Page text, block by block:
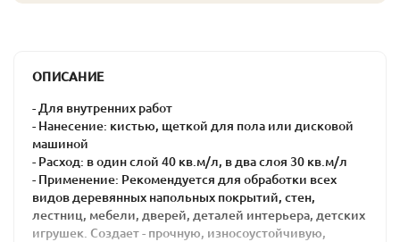
ОПИСАНИЕ
- Для внутренних работ
- Нанесение: кистью, щеткой для пола или дисковой
машиной
- Расход: в один слой 40 кв.м/л, в два слоя 30 кв.м/л
- Применение: Рекомендуется для обработки всех
видов деревянных напольных покрытий, стен,
лестниц, мебели, дверей, деталей интерьера, детских
игрушек. Создает - прочную, износоустойчивую,